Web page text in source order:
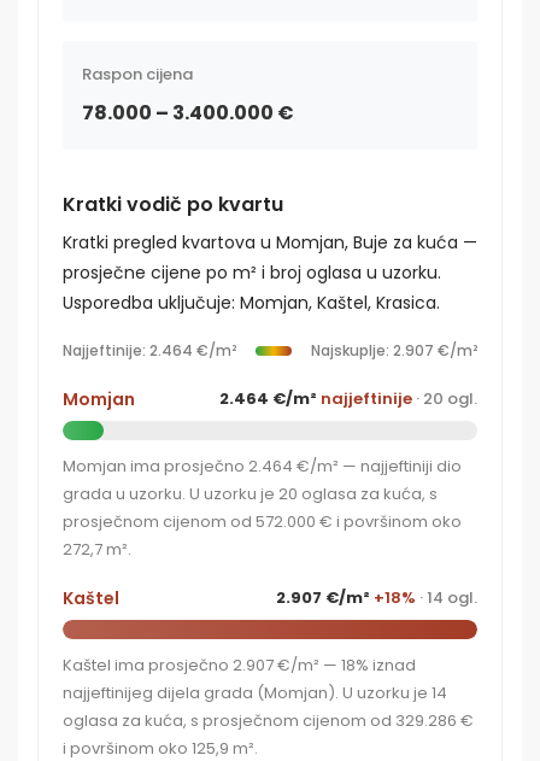
Raspon cijena
78.000 – 3.400.000 €
Kratki vodič po kvartu
Kratki pregled kvartova u Momjan, Buje za kuća —
prosječne cijene po m² i broj oglasa u uzorku.
Usporedba uključuje: Momjan, Kaštel, Krasica.
Najjeftinije: 2.464 €/m² Najskuplje: 2.907 €/m²
Momjan 2.464 €/m² najjeftinije · 20 ogl.
Momjan ima prosječno 2.464 €/m² — najjeftiniji dio
grada u uzorku. U uzorku je 20 oglasa za kuća, s
prosječnom cijenom od 572.000 € i površinom oko
272,7 m².
Kaštel 2.907 €/m² +18% · 14 ogl.
Kaštel ima prosječno 2.907 €/m² — 18% iznad
najjeftinijeg dijela grada (Momjan). U uzorku je 14
oglasa za kuća, s prosječnom cijenom od 329.286 €
i površinom oko 125,9 m².